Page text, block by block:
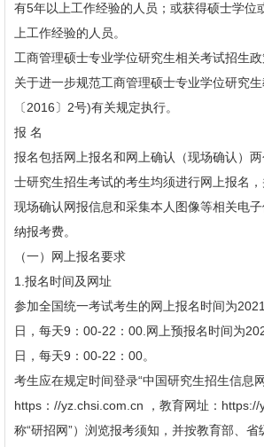
有5年以上工作经验的人员；或获得硕士学位
上工作经验的人员。
工商管理硕士专业学位研究生相关考试招生
关于进一步规范工商管理硕士专业学位研究
〔2016〕2号)有关规定执行。
报 名
报名包括网上报名和网上确认（现场确认）
士研究生招生考试的考生均须进行网上报名
现场确认网报信息和采集本人图像等相关电
纳报考费。
（一）网上报名要求
1.报名时间及网址
参加全国统一考试考生的网上报名时间为
日，每天9：00-22：00.网上预报名时间为
日，每天9：00-22：00。
考生应在规定时间登录“中国研究生招生信息
https：//yz.chsi.com.cn ，教育网址：https://
称“研招网”）浏览报考须知，并按教育部、省